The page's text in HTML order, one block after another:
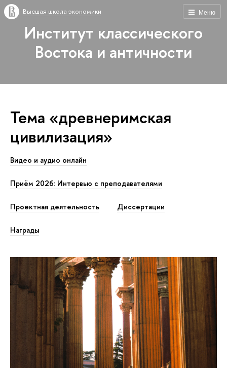
Меню
Высшая школа экономики
Институт классического
Востока и античности
Тема «древнеримская
цивилизация»
Видео и аудио онлайн
Приём 2026: Интервью с преподавателями
Проектная деятельность Диссертации
Награды